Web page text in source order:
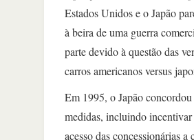
Estados Unidos e o Japão
à beira de uma guerra
parte devido à questão das
carros americanos versus
Em 1995, o Japão
medidas, incluindo
acesso das concessionárias a